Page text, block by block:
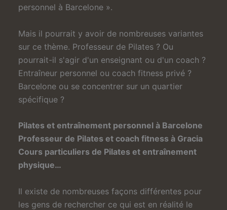
personnel à Barcelone ».
Mais il pourrait y avoir de nombreuses variantes
sur ce thème. Professeur de Pilates ? Ou
pourrait-il s'agir d'un enseignant ou d'un coach ?
Entraîneur personnel ou coach fitness privé ?
Barcelone ou se concentrer sur un quartier
spécifique ?
Pilates et entraînement personnel à Barcelone
Professeur de Pilates et coach fitness à Gracia
Cours particuliers de Pilates et entraînement
physique…
Il existe de nombreuses façons différentes pour
les gens de rechercher ce qui est en réalité le